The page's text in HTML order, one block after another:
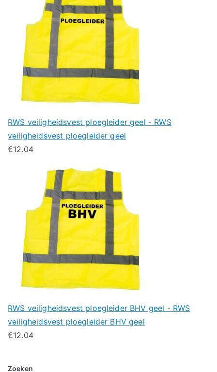
RWS veiligheidsvest ploegleider geel - RWS
veiligheidsvest ploegleider geel
€12.04
RWS veiligheidsvest ploegleider BHV geel - RWS
veiligheidsvest ploegleider BHV geel
€12.04
Zoeken